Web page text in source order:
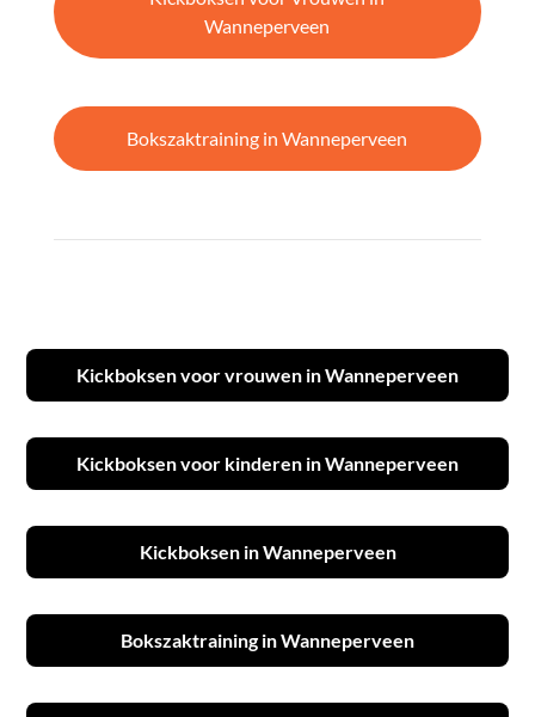
Wanneperveen
Bokszaktraining in Wanneperveen
Kickboksen voor vrouwen in Wanneperveen
Kickboksen voor kinderen in Wanneperveen
Kickboksen in Wanneperveen
Bokszaktraining in Wanneperveen